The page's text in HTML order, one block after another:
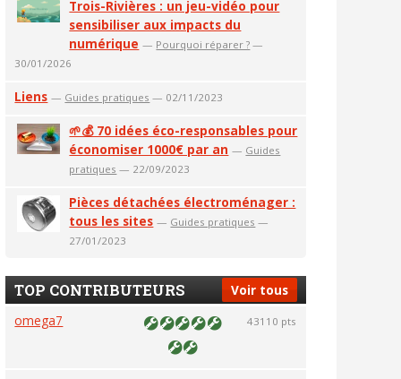
Trois-Rivières : un jeu-vidéo pour
sensibiliser aux impacts du
numérique — Pourquoi réparer ? —
30/01/2026
Liens — Guides pratiques — 02/11/2023
🌱💰 70 idées éco-responsables pour
économiser 1000€ par an — Guides
pratiques — 22/09/2023
Pièces détachées électroménager :
tous les sites — Guides pratiques —
27/01/2023
Voir tous
TOP CONTRIBUTEURS
omega7 43110 pts